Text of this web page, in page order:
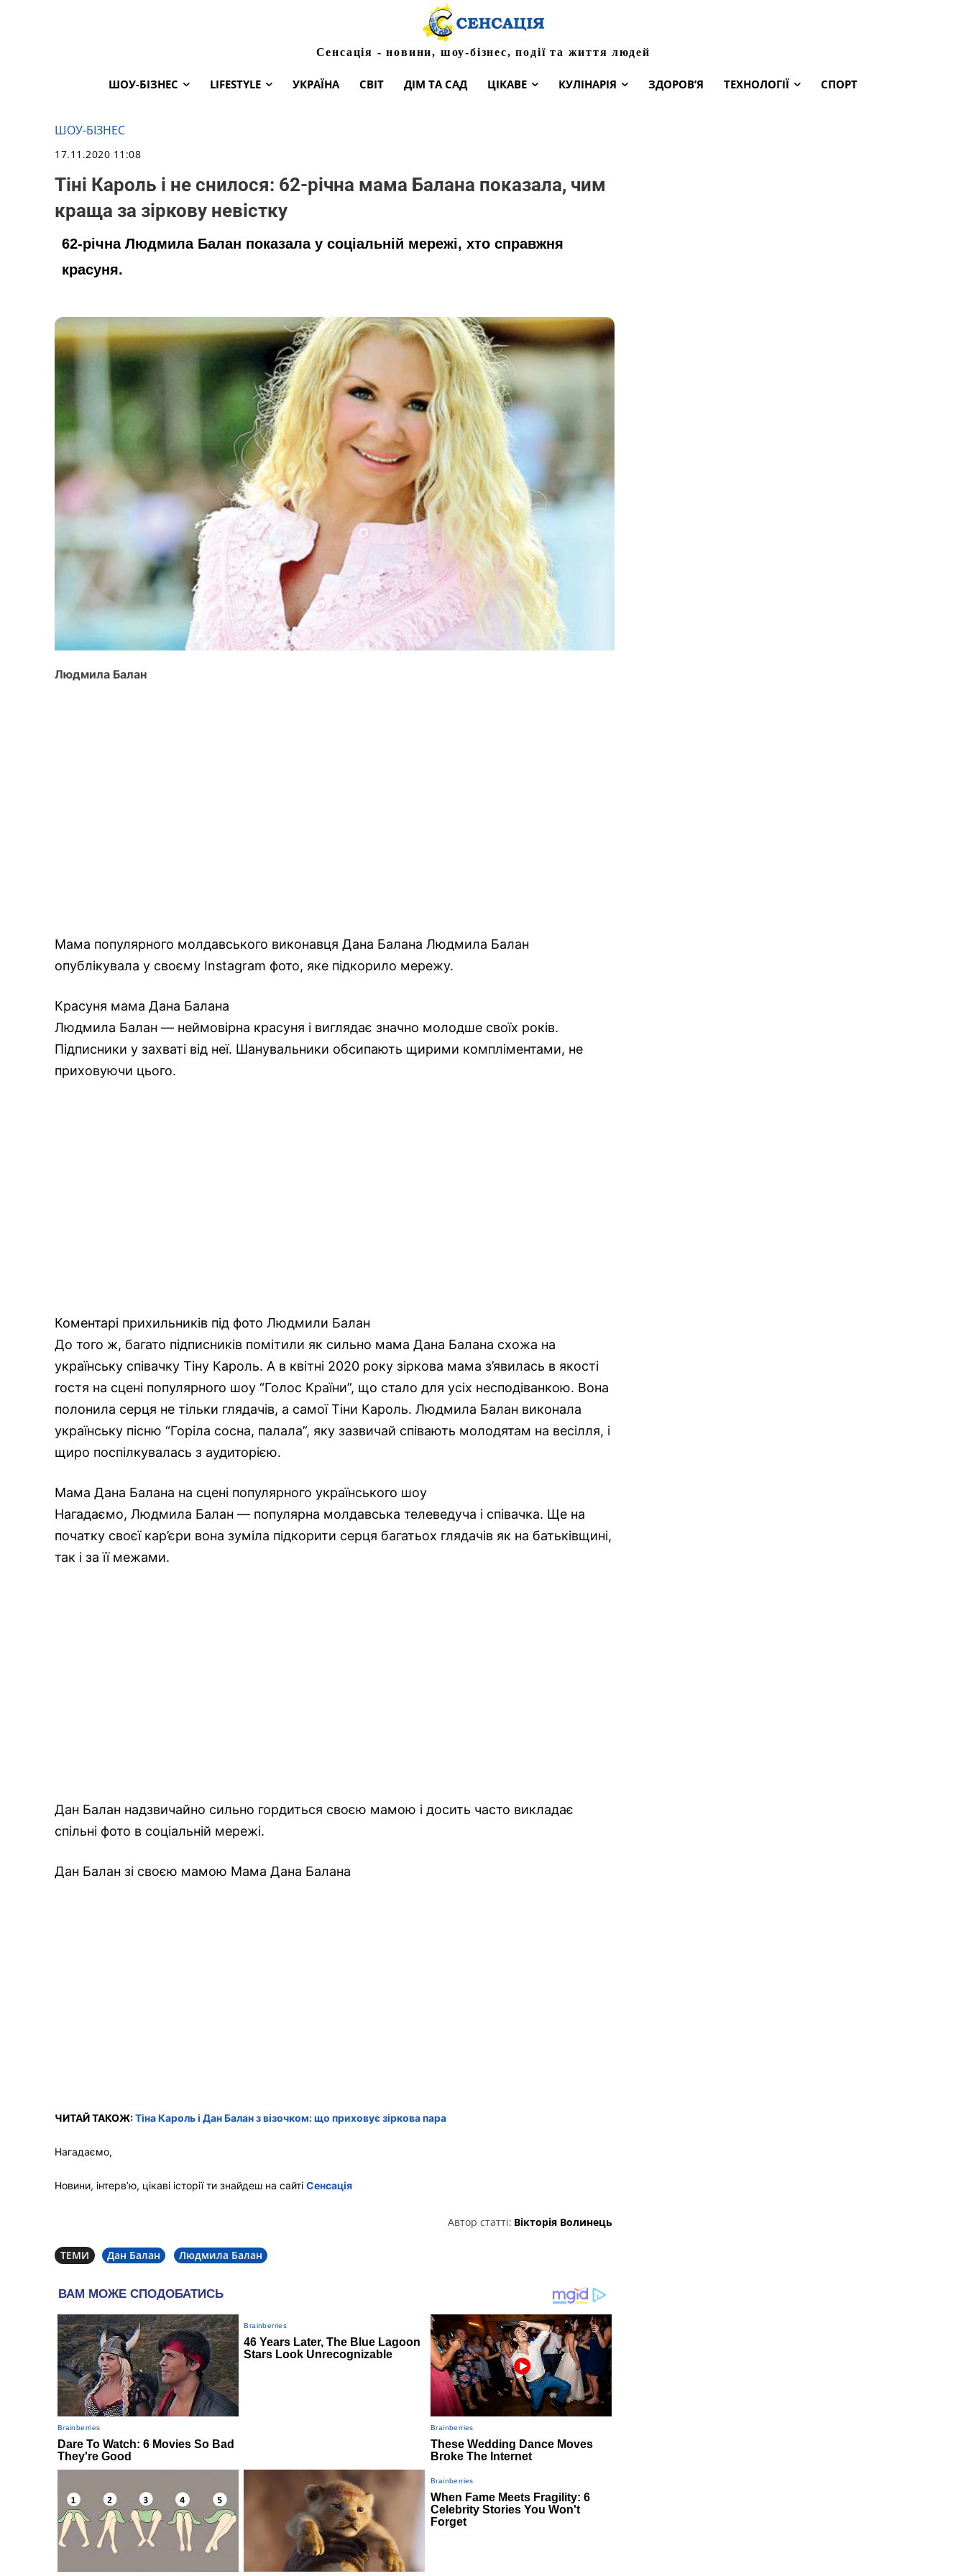
Сенсація - новини, шоу-бізнес, події та життя людей
ШОУ-БІЗНЕС LIFESTYLE УКРАЇНА СВІТ ДІМ ТА САД ЦІКАВЕ КУЛІНАРІЯ ЗДОРОВ’Я ТЕХНОЛОГІЇ СПОРТ
ШОУ-БІЗНЕС
17.11.2020 11:08
Тіні Кароль і не снилося: 62-річна мама Балана показала, чим
краща за зіркову невістку
62-річна Людмила Балан показала у соціальній мережі, хто справжня
красуня.
Людмила Балан
Мама популярного молдавського виконавця Дана Балана Людмила Балан
опублікувала у своєму Instagram фото, яке підкорило мережу.
Красуня мама Дана Балана
Людмила Балан — неймовірна красуня і виглядає значно молодше своїх років.
Підписники у захваті від неї. Шанувальники обсипають щирими компліментами, не
приховуючи цього.
Коментарі прихильників під фото Людмили Балан
До того ж, багато підписників помітили як сильно мама Дана Балана схожа на
українську співачку Тіну Кароль. А в квітні 2020 року зіркова мама з’явилась в якості
гостя на сцені популярного шоу “Голос Країни”, що стало для усіх несподіванкою. Вона
полонила серця не тільки глядачів, а самої Тіни Кароль. Людмила Балан виконала
українську пісню “Горіла сосна, палала”, яку зазвичай співають молодятам на весілля, і
щиро поспілкувалась з аудиторією.
Мама Дана Балана на сцені популярного українського шоу
Нагадаємо, Людмила Балан — популярна молдавська телеведуча і співачка. Ще на
початку своєї кар’єри вона зуміла підкорити серця багатьох глядачів як на батьківщині,
так і за її межами.
Дан Балан надзвичайно сильно гордиться своєю мамою і досить часто викладає
спільні фото в соціальній мережі.
Дан Балан зі своєю мамою Мама Дана Балана
ЧИТАЙ ТАКОЖ:Тіна Кароль і Дан Балан з візочком: що приховує зіркова пара
Нагадаємо,
Новини, інтерв’ю, цікаві історії ти знайдеш на сайті Сенсація
Автор статті: Вікторія Волинець
ТЕМИ Дан Балан Людмила Балан